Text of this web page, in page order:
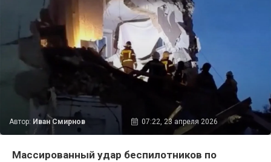
Автор: Иван Смирнов 07:22, 23 апреля 2026
Массированный удар беспилотников по